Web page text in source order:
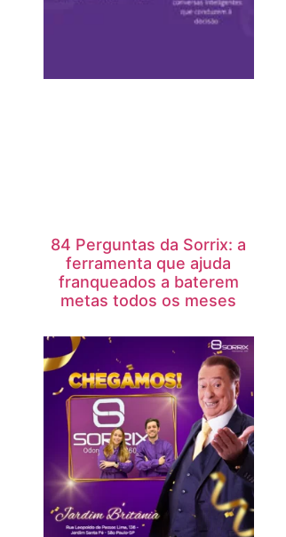
84 Perguntas da Sorrix: a
ferramenta que ajuda
franqueados a baterem
metas todos os meses